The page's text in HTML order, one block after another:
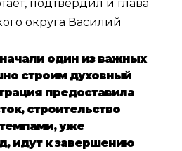
подтвердил и глава
округа Василий
один из важных
строим духовный
предоставила
строительство
уже
идут к завершению